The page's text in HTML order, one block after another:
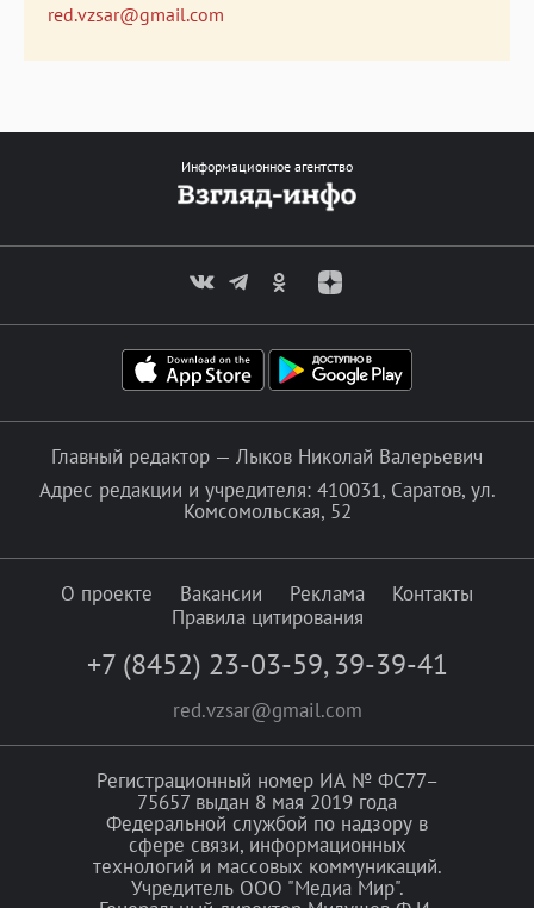
red.vzsar@gmail.com
Информационное агентство
Главный редактор — Лыков Николай Валерьевич
Адрес редакции и учредителя: 410031, Саратов, ул.
Комсомольская, 52
О проекте Вакансии Реклама
Контакты
Правила цитирования
+7 (8452) 23-03-59, 39-39-41
red.vzsar@gmail.com
Регистрационный номер ИА № ФС77–
75657 выдан 8 мая 2019 года
Федеральной службой по надзору в
сфере связи, информационных
технологий и массовых коммуникаций.
Учредитель ООО "Медиа Мир".